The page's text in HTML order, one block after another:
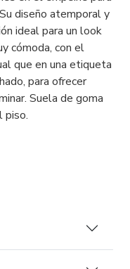
diseño atemporal y
ideal para un look
cómoda, con el
que en una etiqueta
para ofrecer
Suela de goma
piso.